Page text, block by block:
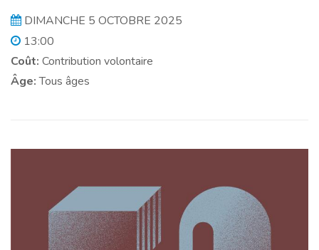
DIMANCHE 5 OCTOBRE 2025
13:00
Coût: Contribution volontaire
Âge:Tous âges